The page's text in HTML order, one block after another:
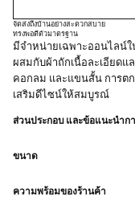
จัดส่งถึงบ้านอย่างสะดวกสบาย
ทรงพอดีตัวมาตรฐาน
มีจำหน่ายเฉพาะออนไลน์
ผสมกับผ้าถักเนื้อละเอียดแ
คอกลม และแขนสั้น การต
เสริมดีไซน์ให้สมบูรณ์
ส่วนประกอบ และข้อแนะนำก
ขนาด
ความพร้อมของร้านค้า